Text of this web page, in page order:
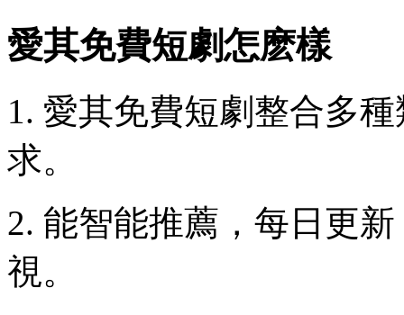
愛其免費短劇怎麽樣
1. 愛其免費短劇整合多
求。
2. 能智能推薦，每日更
視。